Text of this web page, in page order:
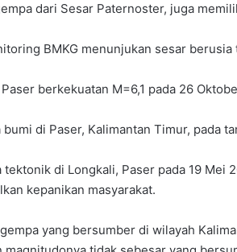
dari Sesar Paternoster, juga
BMKG menunjukan sesar
Paser berkekuatan M=6,1 pada 26
bumi di Paser, Kalimantan Timur, pada
tektonik di Longkali, Paser pada 19 Mei
kepanikan masyarakat.
yang bersumber di wilayah